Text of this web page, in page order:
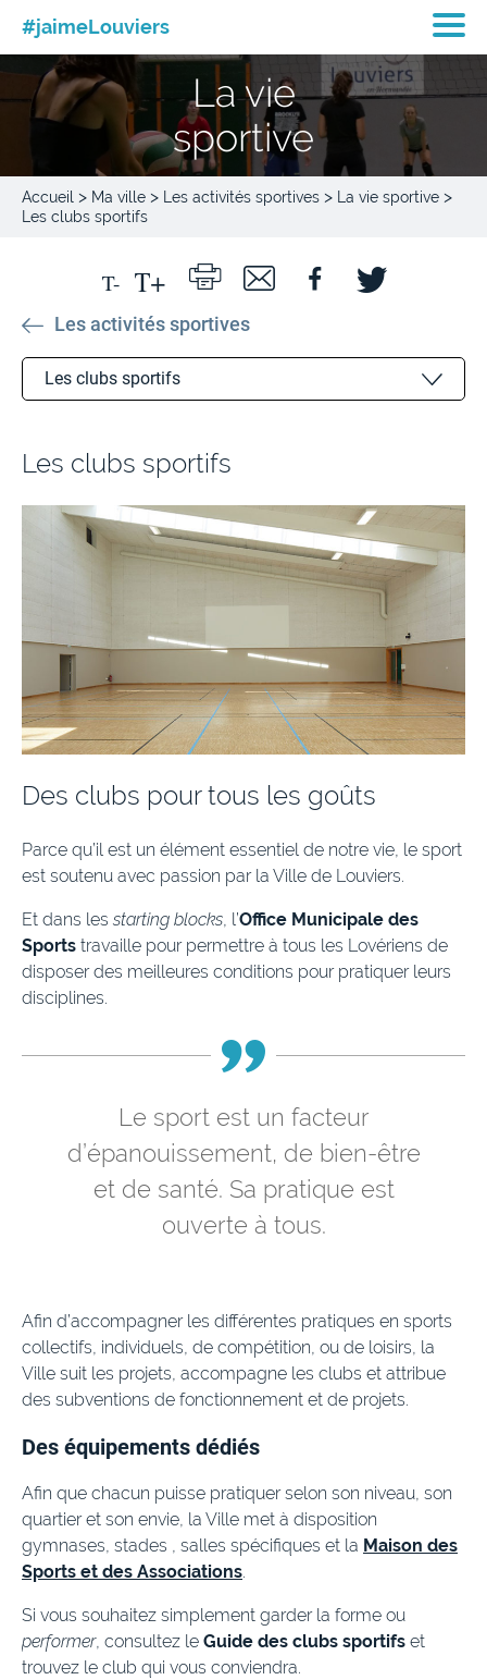
#jaimeLouviers
La vie
sportive
Accueil > Ma ville > Les activités sportives > La vie sportive >
Les clubs sportifs
Les activités sportives
Les clubs sportifs
Les clubs sportifs
Des clubs pour tous les goûts
Parce qu’il est un élément essentiel de notre vie, le sport
est soutenu avec passion par la Ville de Louviers.
Et dans les starting blocks, l’Office Municipale des
Sports travaille pour permettre à tous les Lovériens de
disposer des meilleures conditions pour pratiquer leurs
disciplines.
Le sport est un facteur
d’épanouissement, de bien-être
et de santé. Sa pratique est
ouverte à tous.
Afin d’accompagner les différentes pratiques en sports
collectifs, individuels, de compétition, ou de loisirs, la
Ville suit les projets, accompagne les clubs et attribue
des subventions de fonctionnement et de projets.
Des équipements dédiés
Afin que chacun puisse pratiquer selon son niveau, son
quartier et son envie, la Ville met à disposition
gymnases, stades , salles spécifiques et la Maison des
Sports et des Associations.
Si vous souhaitez simplement garder la forme ou
performer, consultez le Guide des clubs sportifs et
trouvez le club qui vous conviendra.